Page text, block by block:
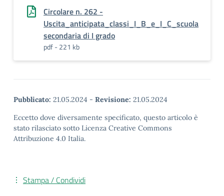
Circolare n. 262 -
Uscita_anticipata_classi_I_B_e_I_C_scuola
secondaria di I grado
pdf - 221 kb
Pubblicato: 21.05.2024 - Revisione: 21.05.2024
Eccetto dove diversamente specificato, questo articolo è
stato rilasciato sotto Licenza Creative Commons
Attribuzione 4.0 Italia.
Stampa / Condividi